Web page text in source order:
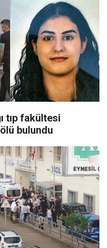
tıp fakültesi
bulundu